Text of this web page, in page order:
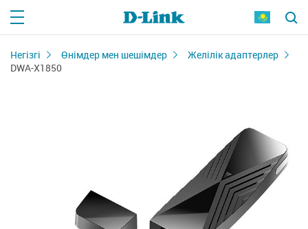
Негізгі Өнімдер мен шешімдер
Желілік адаптерлер
DWA-X1850